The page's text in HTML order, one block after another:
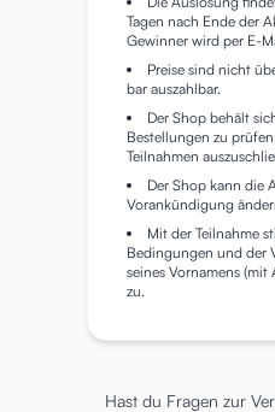
Tagen nach Ende der
Gewinner wird per E-
Preise sind nicht
bar auszahlbar.
Der Shop behält
Bestellungen zu
Teilnahmen
Der Shop kann die
Vorankündigung
Mit der Teilnahme
Bedingungen und der
seines Vornamens
zu.
Hast du Fragen zur